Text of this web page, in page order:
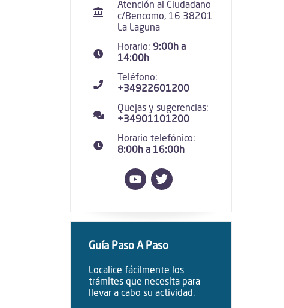
Atención al Ciudadano
c/Bencomo, 16 38201
La Laguna
Horario: 9:00h a
14:00h
Teléfono:
+34922601200
Quejas y sugerencias:
+34901101200
Horario telefónico:
8:00h a 16:00h
Guía Paso A Paso
Localice fácilmente los
trámites que necesita para
llevar a cabo su actividad.